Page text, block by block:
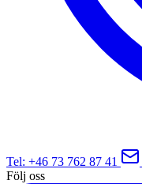
Tel: +46 73 762 87 41
Följ oss